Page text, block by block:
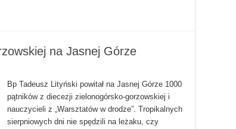
na Jasnej Górze
Bp Tadeusz Lityński powitał na Jasnej Górze 1000
pątników z diecezji zielonogórsko-gorzowskiej i
nauczycieli z „Warsztatów w drodze”. Tropikalnych
sierpniowych dni nie spędzili na leżaku, czy